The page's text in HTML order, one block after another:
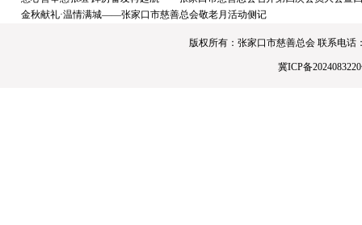
金秋献礼·温情满城——张家口市慈善总会敬老月活动侧记
版权所有：张家口市慈善总会 联系电话
冀ICP备